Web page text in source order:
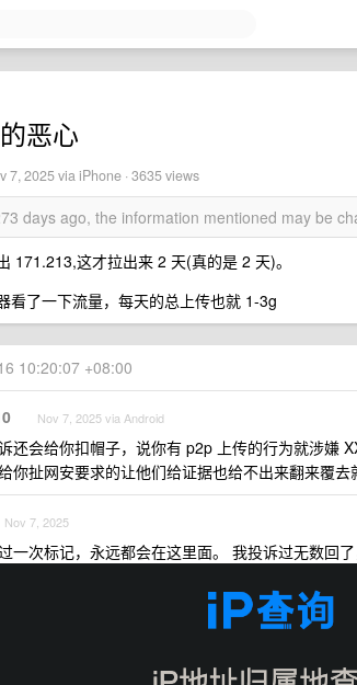
恶心
7, 2025via iPhone · 3635 views
days ago, the information mentioned may be
171.213,这才拉出来 2 天(真的是 2 天)。
看了一下流量，每天的总上传也就 1-3g
10:20:07 +08:00
Nov 7, 2025 via Android
还会给你扣帽子，说你有 p2p 上传的行为就涉嫌
你扯网安要求的让他们给证据也给不出来翻来覆
Nov 7, 2025
一次标记，永远都会在这里面。 我投诉过无数回